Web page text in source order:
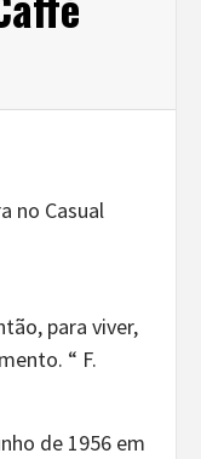
no Casual
para viver,
“ F.
de 1956 em